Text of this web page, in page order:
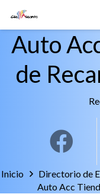
Auto
de
Inicio Directorio de
Auto Acc